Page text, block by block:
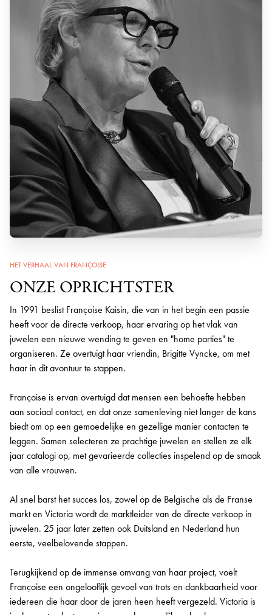
HET VERHAAL VAN FRANÇOISE
ONZE OPRICHTSTER
In 1991 beslist Françoise Kaisin, die van in het begin een passie
heeft voor de directe verkoop, haar ervaring op het vlak van
juwelen een nieuwe wending te geven en "home parties" te
organiseren. Ze overtuigt haar vriendin, Brigitte Vyncke, om met
haar in dit avontuur te stappen.
Françoise is ervan overtuigd dat mensen een behoefte hebben
aan sociaal contact, en dat onze samenleving niet langer de kans
biedt om op een gemoedelijke en gezellige manier contacten te
leggen. Samen selecteren ze prachtige juwelen en stellen ze elk
jaar catalogi op, met gevarieerde collecties inspelend op de smaak
van alle vrouwen.
Al snel barst het succes los, zowel op de Belgische als de Franse
markt en Victoria wordt de marktleider van de directe verkoop in
juwelen. 25 jaar later zetten ook Duitsland en Nederland hun
eerste, veelbelovende stappen.
Terugkijkend op de immense omvang van haar project, voelt
Françoise een ongelooflijk gevoel van trots en dankbaarheid voor
iedereen die haar door de jaren heen heeft vergezeld. Victoria is